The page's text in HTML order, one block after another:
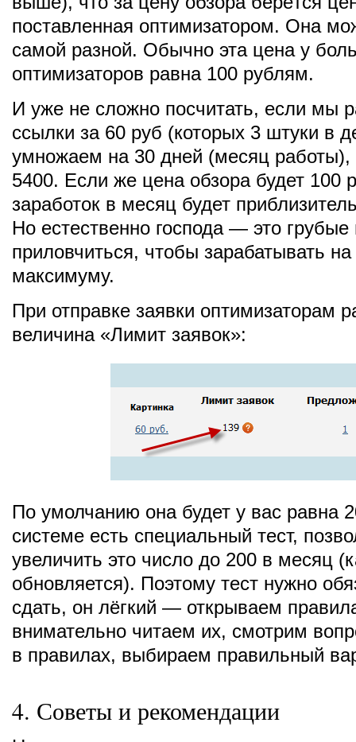
поставленная оптимизатором. Она
самой разной. Обычно эта цена у
оптимизаторов равна 100 рублям.
И уже не сложно посчитать, если мы
ссылки за 60 руб (которых 3 штуки в
умножаем на 30 дней (месяц работы),
5400. Если же цена обзора будет 100
заработок в месяц будет
Но естественно господа — это
приловчиться, чтобы зарабатывать
максимуму.
При отправке заявки оптимизаторам
величина «Лимит заявок»:
По умолчанию она будет у вас равна
системе есть специальный тест,
увеличить это число до 200 в месяц
обновляется). Поэтому тест нужно
сдать, он лёгкий — открываем
внимательно читаем их, смотрим
в правилах, выбираем правильный
4. Советы и рекомендации